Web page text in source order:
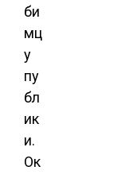
би
мц
у
пу
бл
ик
и.
Ок